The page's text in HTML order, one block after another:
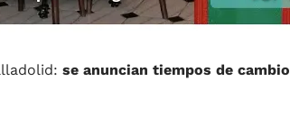
se anuncian tiempos de cambio